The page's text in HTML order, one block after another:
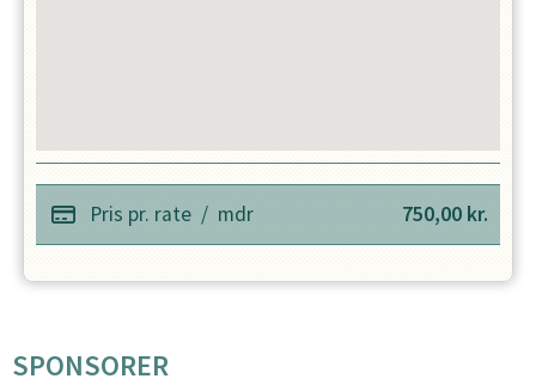
Pris pr. rate/ mdr 750,00 kr.
SPONSORER